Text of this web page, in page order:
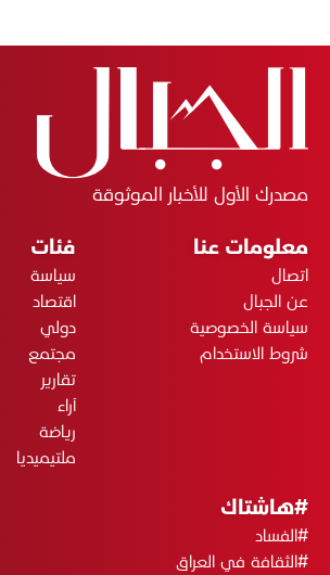
مصدرك الأول للأخبار الموثوقة
معلومات عنا
اتصال
عن الجبال
سياسة الخصوصية
شروط الاستخدام
فئات
سياسة
اقتصاد
دولي
مجتمع
تقارير
آراء
رياضة
ملتيميديا
#هاشتاك
#الفساد
#الثقافة في العراق